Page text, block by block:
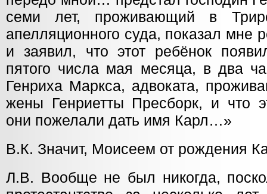
семи лет, проживающий в
апелляционного суда, показал мне
и заявил, что этот ребёнок
пятого числа мая месяца, в два
Генриха Маркса, адвоката,
жены Генриетты Пресборк, и что
они пожелали дать имя Карл…»
В.К. Значит, Моисеем от рождения
Л.В. Вообще не был никогда,